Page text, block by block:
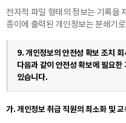
전자적 파일 형태의 정보는 기록을
종이에 출력된 개인정보는 분쇄기
9. 개인정보의 안전성 확보 조치
다음과 같이 안전성 확보에 필요
있습니다.
가. 개인정보 취급 직원의 최소화 및 교